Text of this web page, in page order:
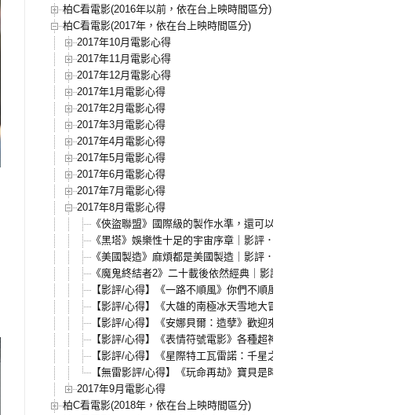
柏C看電影(2016年以前，依在台上映時間區分)
柏C看電影(2017年，依在台上映時間區分)
2017年10月電影心得
2017年11月電影心得
2017年12月電影心得
2017年1月電影心得
2017年2月電影心得
2017年3月電影心得
2017年4月電影心得
2017年5月電影心得
2017年6月電影心得
2017年7月電影心得
2017年8月電影心得
《俠盜聯盟》國際級的製作水準，還可以更好的劇本設計｜影評．心
《黑塔》娛樂性十足的宇宙序章｜影評．心得
《美國製造》麻煩都是美國製造｜影評．心得
《魔鬼終結者2》二十載後依然經典｜影評．心得
【影評/心得】《一路不順風》你們不順風，我們笑到掛！
【影評/心得】《大雄的南極冰天雪地大冒險》打破物理定律，穿越時
【影評/心得】《安娜貝爾：造孽》歡迎來到小貝的娃娃房！
【影評/心得】《表情符號電影》各種超神置入，我覺得可以！
【影評/心得】《星際特工瓦雷諾：千星之城》盧貝松的科幻狂想
【無雷影評/心得】《玩命再劫》寶貝是時候長大了！
2017年9月電影心得
柏C看電影(2018年，依在台上映時間區分)